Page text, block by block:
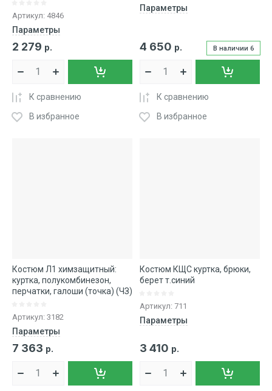
Артикул: 4846
Параметры
2 279 р.
К сравнению
В избранное
Параметры
В наличии 6
4 650 р.
К сравнению
В избранное
Костюм Л1 химзащитный:
куртка, полукомбинезон,
перчатки, галоши (точка) (ЧЗ)
Артикул: 3182
Параметры
7 363 р.
Костюм КЩС куртка, брюки,
берет т.синий
Артикул: 711
Параметры
3 410 р.